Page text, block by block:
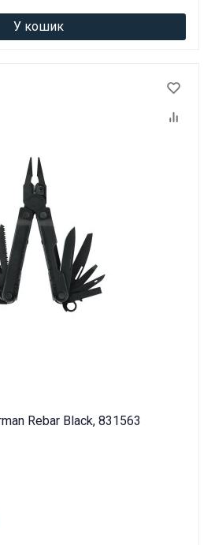
У кошик
Rebar Black, 831563